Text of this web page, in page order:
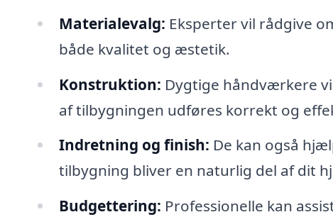
Materialevalg: Eksperter vil rådgive
både kvalitet og æstetik.
Konstruktion: Dygtige håndværkere
af tilbygningen udføres korrekt og
Indretning og finish: De kan også
tilbygning bliver en naturlig del af dit
Budgettering: Professionelle kan